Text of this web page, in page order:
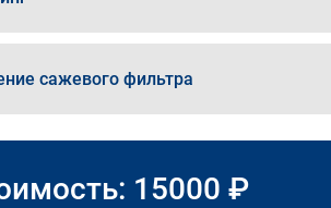
сажевого фильтра
15000 ₽